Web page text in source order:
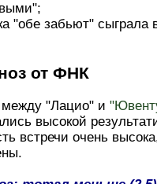
"обе забьют"
от ФНК
"Лацио" и
высокой
встречи очень